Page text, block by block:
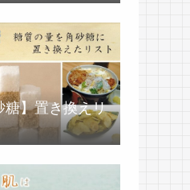
】置き換えリ